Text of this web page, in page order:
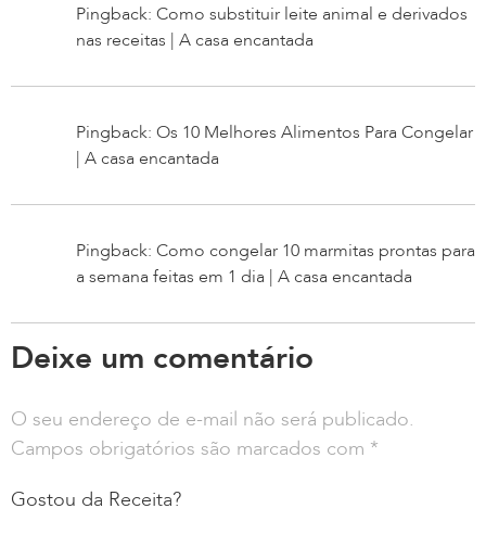
Pingback: Como substituir leite animal e derivados
nas receitas | A casa encantada
Pingback: Os 10 Melhores Alimentos Para Congelar
| A casa encantada
Pingback: Como congelar 10 marmitas prontas para
a semana feitas em 1 dia | A casa encantada
Deixe um comentário
O seu endereço de e-mail não será publicado.
Campos obrigatórios são marcados com *
Gostou da Receita?